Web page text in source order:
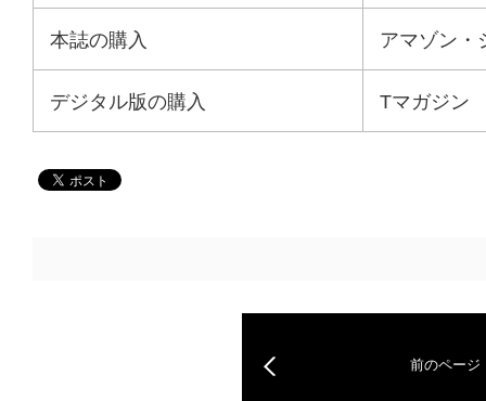
本誌の購入 アマゾン・
デジタル版の購入 Tマガジン
前のページ